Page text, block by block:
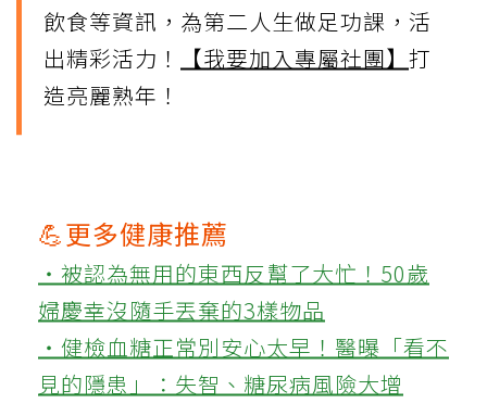
飲食等資訊，為第二人生做足功課，活
出精彩活力！
【我要加入專屬社團】 打
造亮麗熟年！
💪更多健康推薦
‧被認為無用的東西反幫了大忙！50歲
婦慶幸沒隨手丟棄的3樣物品
‧健檢血糖正常別安心太早！醫曝「看不
見的隱患」：失智、糖尿病風險大增